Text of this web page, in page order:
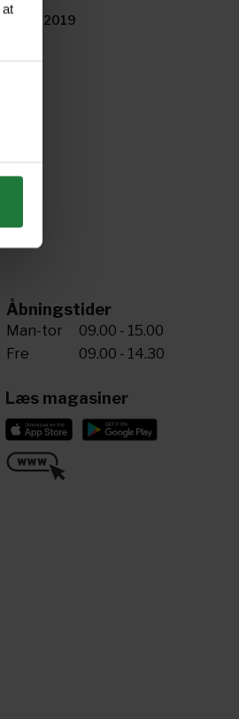
March 2019
Åbningstider
Man-tor
09.00 - 15.00
Fre
09.00 - 14.30
Læs magasiner